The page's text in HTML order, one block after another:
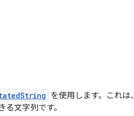
を使用します。これは、
文字列です。